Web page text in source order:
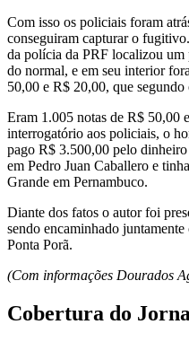
Com isso os policiais foram
conseguiram capturar o
da polícia da PRF localizou um
do normal, e em seu interior
50,00 e R$ 20,00, que
Eram 1.005 notas de R$ 50,00
interrogatório aos policiais, o
pago R$ 3.500,00 pelo
em Pedro Juan Caballero e
Grande em Pernambuco.
Diante dos fatos o autor foi
sendo encaminhado
Ponta Porã.
(Com informações Dourados
Cobertura do